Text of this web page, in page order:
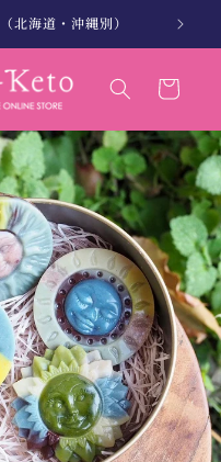
北海道・沖縄別）
ー